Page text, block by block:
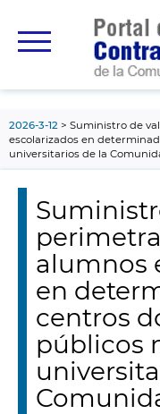
principal
2026-3-12
Suministro de
escolarizados en
universitarios de la
alumnos
en
centros
públicos